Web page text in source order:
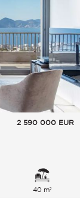
2 590 000 EUR
40 m²